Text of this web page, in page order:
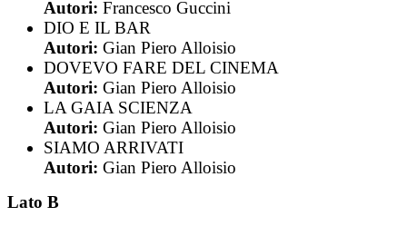
Autori: Francesco Guccini
DIO E IL BAR
Autori: Gian Piero Alloisio
DOVEVO FARE DEL CINEMA
Autori: Gian Piero Alloisio
LA GAIA SCIENZA
Autori: Gian Piero Alloisio
SIAMO ARRIVATI
Autori: Gian Piero Alloisio
Lato B